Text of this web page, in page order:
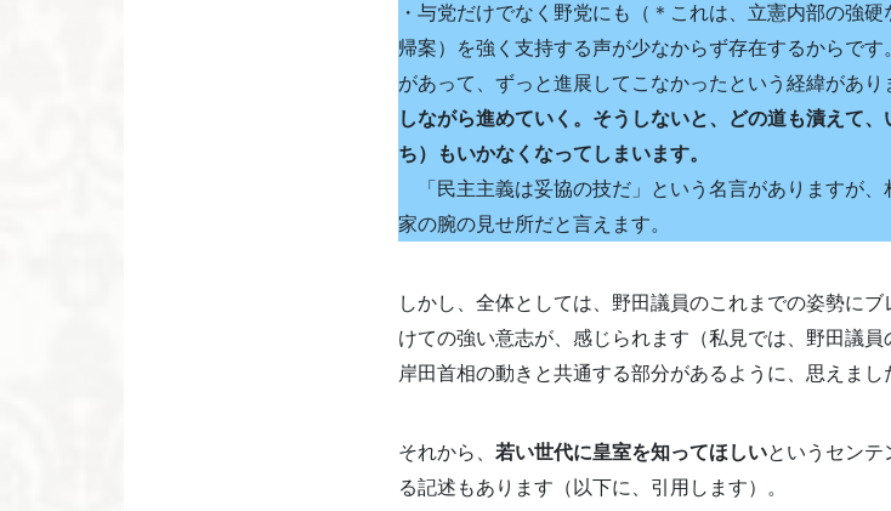
・与党だけでなく野党にも（＊これは、立憲内部の強
帰案）を強く支持する声が少なからず存在するからで
があって、ずっと進展してこなかったという経緯があり
しながら進めていく。そうしないと、どの道も漬えて、
ち）
もいかなくなってしまいます。
「民主主義は妥協の技だ」という名言がありますが
家の腕の見せ所だと言えます。
しかし、全体としては、野田議員のこれまでの姿勢に
けての強い意志が、感じられます（私見では、野田議
岸田首相の動きと共通する部分があるように、思えまし
それから、 若い世代に皇室を知ってほしいというセンテ
る記述もあります（以下に、引用します）。